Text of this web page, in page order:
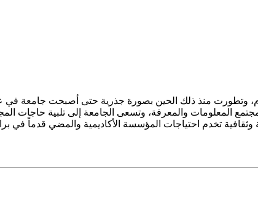
المعلومات والمعرفة، وتسعى الجامعة إلى تلبية حاجات
وثقافية تخدم احتياجات المؤسسة الأكاديمية والمضي قدماً في